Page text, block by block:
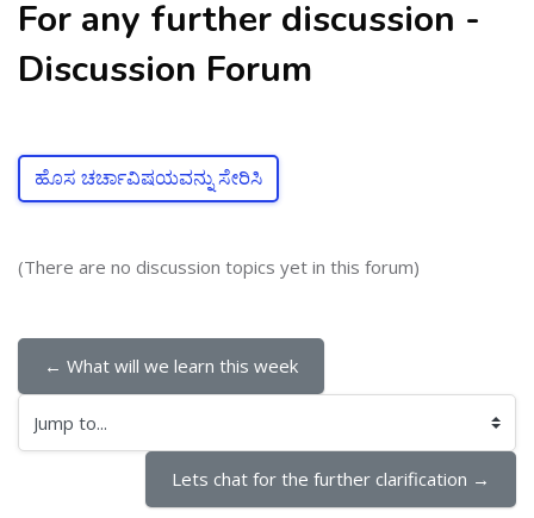
For any further discussion -
Discussion Forum
ಹೊಸ ಚರ್ಚಾವಿಷಯವನ್ನು ಸೇರಿಸಿ
(There are no discussion topics yet in this forum)
← What will we learn this week
Jump to...
Lets chat for the further clarification →